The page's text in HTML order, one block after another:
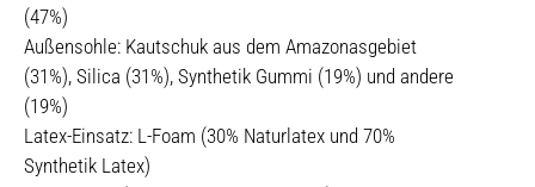
(47%)
Außensohle: Kautschuk aus dem Amazonasgebiet
(31%), Silica (31%), Synthetik Gummi (19%) und andere
(19%)
Latex-Einsatz: L-Foam (30% Naturlatex und 70%
Synthetik Latex)